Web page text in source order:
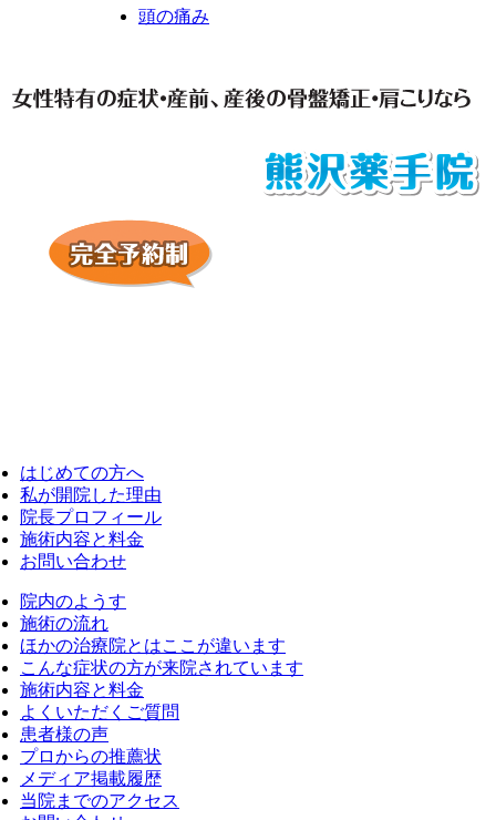
頭の痛み
はじめての方へ
私が開院した理由
院長プロフィール
施術内容と料金
お問い合わせ
院内のようす
施術の流れ
ほかの治療院とはここが違います
こんな症状の方が来院されています
施術内容と料金
よくいただくご質問
患者様の声
プロからの推薦状
メディア掲載履歴
当院までのアクセス